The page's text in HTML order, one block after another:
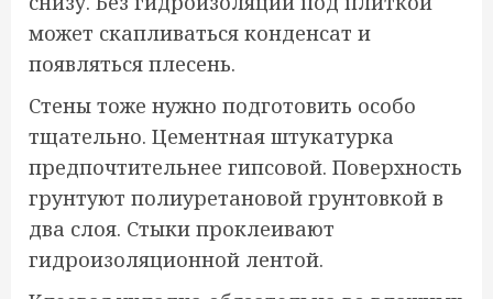
может скапливаться конденсат и
появляться плесень.
Стены тоже нужно подготовить особо
тщательно. Цементная штукатурка
предпочтительнее гипсовой. Поверхность
грунтуют полиуретановой грунтовкой в
два слоя. Стыки проклеивают
гидроизоляционной лентой.